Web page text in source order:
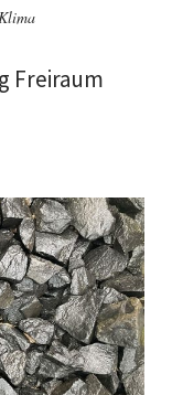
Freiraum